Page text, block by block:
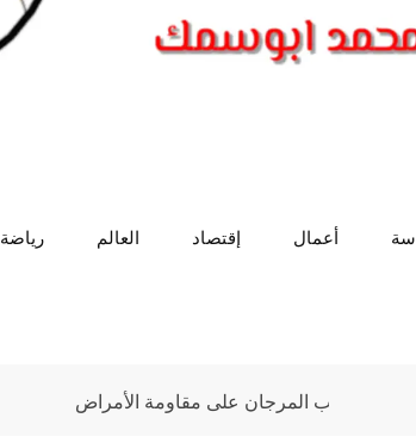
أعمال إقتصاد العالم رياضة
إمكانية تدريب المرجان على مقاومة الأمراض